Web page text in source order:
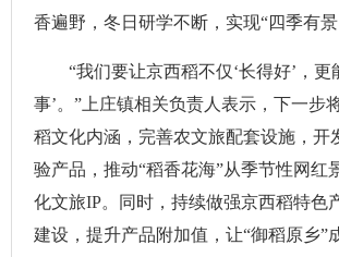
香遍野，冬日研学不断，实现“四季有景
“我们要让京西稻不仅‘长得好’，更
事’。”上庄镇相关负责人表示，下一步
稻文化内涵，完善农文旅配套设施，开
验产品，推动“稻香花海”从季节性网红
化文旅IP。同时，持续做强京西稻特色
建设，提升产品附加值，让“御稻原乡”